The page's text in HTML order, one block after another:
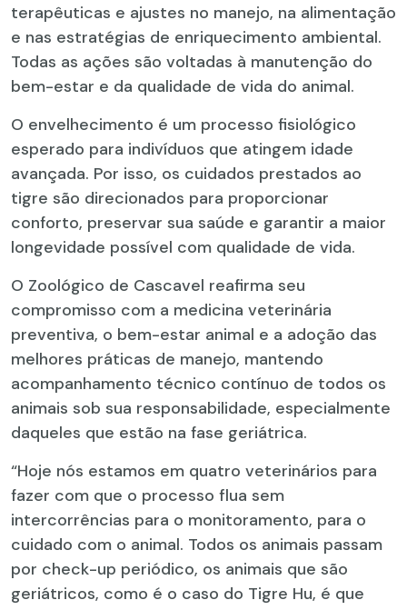
terapêuticas e ajustes no manejo, na alimentação
e nas estratégias de enriquecimento ambiental.
Todas as ações são voltadas à manutenção do
bem-estar e da qualidade de vida do animal.
O envelhecimento é um processo fisiológico
esperado para indivíduos que atingem idade
avançada. Por isso, os cuidados prestados ao
tigre são direcionados para proporcionar
conforto, preservar sua saúde e garantir a maior
longevidade possível com qualidade de vida.
O Zoológico de Cascavel reafirma seu
compromisso com a medicina veterinária
preventiva, o bem-estar animal e a adoção das
melhores práticas de manejo, mantendo
acompanhamento técnico contínuo de todos os
animais sob sua responsabilidade, especialmente
daqueles que estão na fase geriátrica.
“Hoje nós estamos em quatro veterinários para
fazer com que o processo flua sem
intercorrências para o monitoramento, para o
cuidado com o animal. Todos os animais passam
por check-up periódico, os animais que são
geriátricos, como é o caso do Tigre Hu, é que